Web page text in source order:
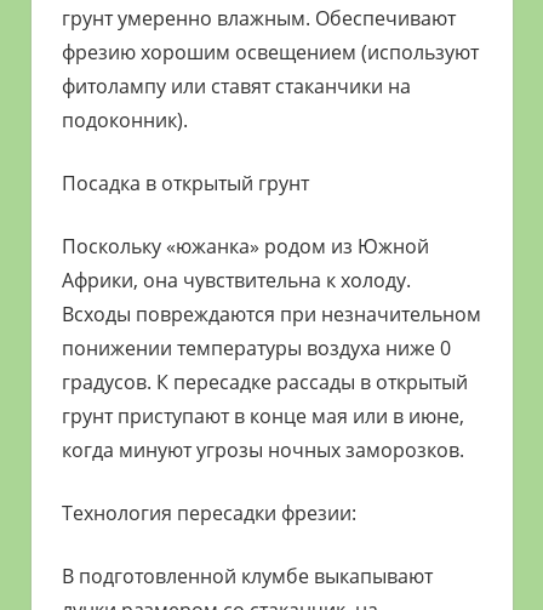
грунт умеренно влажным. Обеспечивают
фрезию хорошим освещением (используют
фитолампу или ставят стаканчики на
подоконник).
Посадка в открытый грунт
Поскольку «южанка» родом из Южной
Африки, она чувствительна к холоду.
Всходы повреждаются при незначительном
понижении температуры воздуха ниже 0
градусов. К пересадке рассады в открытый
грунт приступают в конце мая или в июне,
когда минуют угрозы ночных заморозков.
Технология пересадки фрезии:
В подготовленной клумбе выкапывают